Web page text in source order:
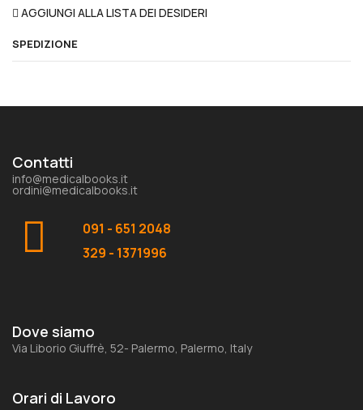
AGGIUNGI ALLA LISTA DEI DESIDERI
SPEDIZIONE
Contatti
info@medicalbooks.it
ordini@medicalbooks.it
091 - 651 2048
329 - 1371996
Dove siamo
Via Liborio Giuffrè, 52- Palermo, Palermo, Italy
Orari di Lavoro